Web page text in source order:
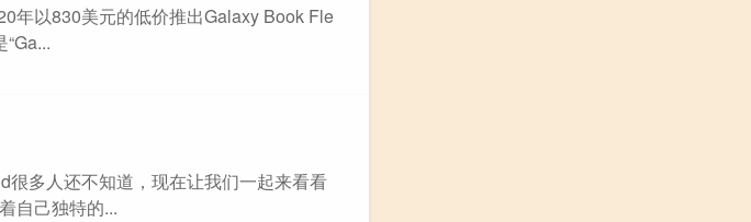
年以830美元的低价推出Galaxy Book Fle
多人还不知道，现在让我们一起来看看
自己独特的...